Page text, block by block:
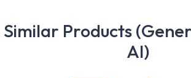
Similar Products
AI)